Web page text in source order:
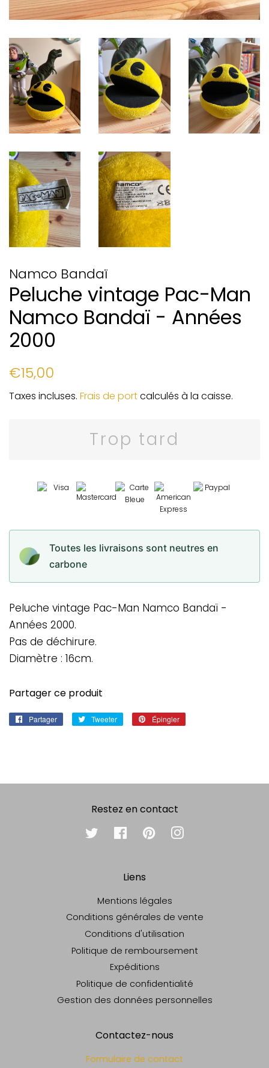
Namco Bandaï
Peluche vintage Pac-Man
Namco Bandaï - Années
2000
Prix
€15,00
Taxes incluses. Frais de portcalculés à la caisse.
Trop tard
Toutes les livraisons sont neutres en
carbone
Peluche vintage Pac-Man Namco Bandaï -
Années 2000.
Pas de déchirure.
Diamètre : 16cm.
Partager ce produit
Partager
Partager Tweeter
Tweeter
Épingler
Restez en contact
Twitter FacebookPinterest
Liens
Mentions légales
Conditions générales de vente
Conditions d'utilisation
Politique de remboursement
Expéditions
Politique de confidentialité
Gestion des données personnelles
Contactez-nous
Formulaire de contact